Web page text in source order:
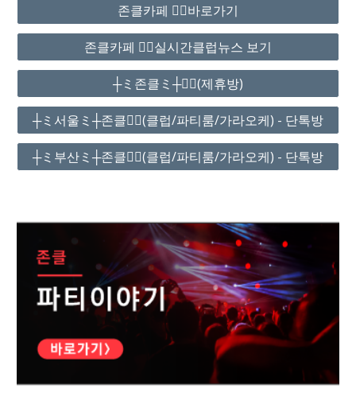
존클카페 ❤️‍🔥바로가기
존클카페 ❤️‍🔥실시간클럽뉴스 보기
┼ミ존클ミ┼❤️‍🔥(제휴방)
┼ミ서울ミ┼존클❤️‍🔥(클럽/파티룸/가라오케) - 단톡방
┼ミ부산ミ┼존클❤️‍🔥(클럽/파티룸/가라오케) - 단톡방